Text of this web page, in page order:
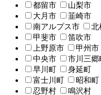
都留市
山梨市
大月市
韮崎市
南アルプス市
北
甲斐市
笛吹市
上野原市
甲州市
中央市
市川三郷
早川町
身延町
富士川町
昭和町
忍野村
鳴沢村